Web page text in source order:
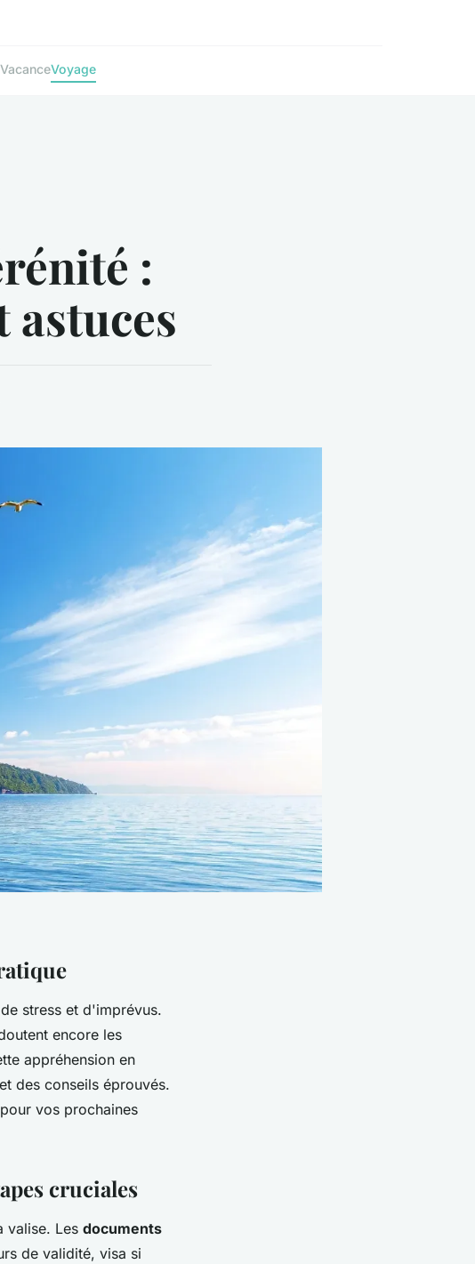
VacanceVoyage
:
astuces
stress et d'imprévus.
encore les
appréhension en
des conseils éprouvés.
vos prochaines
cruciales
valise. Les documents
de validité, visa si